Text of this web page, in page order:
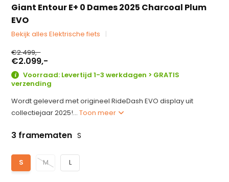
Giant Entour E+ 0 Dames 2025 Charcoal Plum
EVO
Bekijk alles Elektrische fiets
€2.499,-
€2.099,-
Voorraad: Levertijd 1-3 werkdagen > GRATIS
verzending
Wordt geleverd met origineel RideDash EVO display uit
collectiejaar 2025!...Toon meer
3 framematen S
S M L